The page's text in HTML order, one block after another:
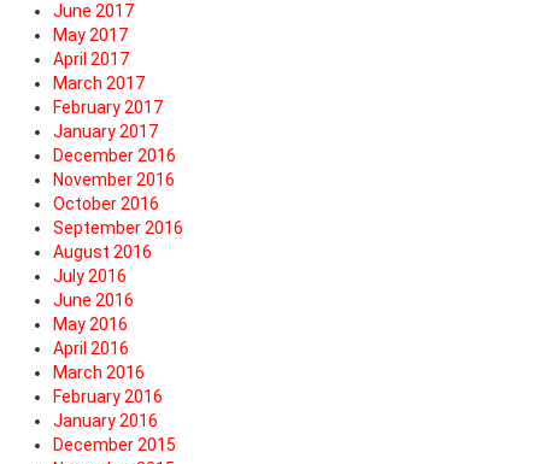
June 2017
May 2017
April 2017
March 2017
February 2017
January 2017
December 2016
November 2016
October 2016
September 2016
August 2016
July 2016
June 2016
May 2016
April 2016
March 2016
February 2016
January 2016
December 2015